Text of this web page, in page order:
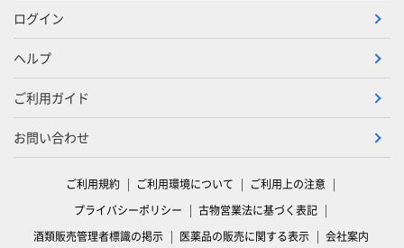
ログイン
ヘルプ
ご利用ガイド
お問い合わせ
ご利用規約 ご利用環境について
ご利用上の注意
プライバシーポリシー
古物営業法に基づく表記
酒類販売管理者標識の掲示
医薬品の販売に関する表示 会社案内